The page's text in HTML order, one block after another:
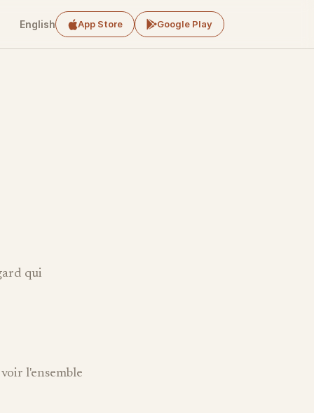
English App Store Google Play
qui
l'ensemble